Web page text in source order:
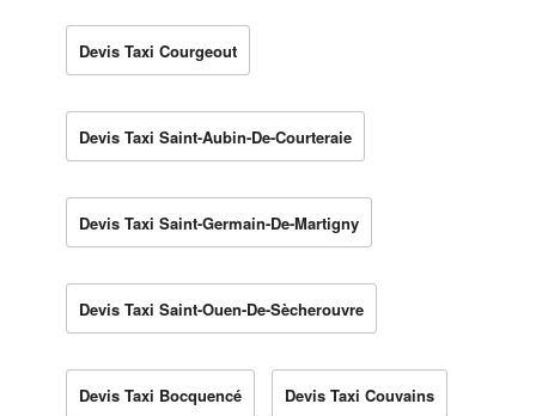
Devis Taxi Courgeout
Devis Taxi Saint-Aubin-De-Courteraie
Devis Taxi Saint-Germain-De-Martigny
Devis Taxi Saint-Ouen-De-Sècherouvre
Devis Taxi Bocquencé Devis Taxi Couvains